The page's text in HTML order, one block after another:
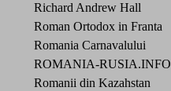
Richard Andrew Hall
Roman Ortodox in Franta
Romania Carnavalului
ROMANIA-RUSIA.INFO
Romanii din Kazahstan